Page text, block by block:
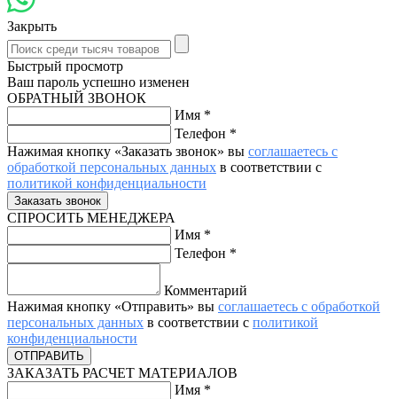
Закрыть
Быстрый просмотр
Ваш пароль успешно изменен
ОБРАТНЫЙ ЗВОНОК
Имя *
Телефон *
Нажимая кнопку «Заказать звонок» вы соглашаетесь с
обработкой персональных данных в соответствии с
политикой конфиденциальности
СПРОСИТЬ МЕНЕДЖЕРА
Имя *
Телефон *
Комментарий
Нажимая кнопку «Отправить» вы соглашаетесь с обработкой
персональных данных в соответствии с политикой
конфиденциальности
ЗАКАЗАТЬ РАСЧЕТ МАТЕРИАЛОВ
Имя *